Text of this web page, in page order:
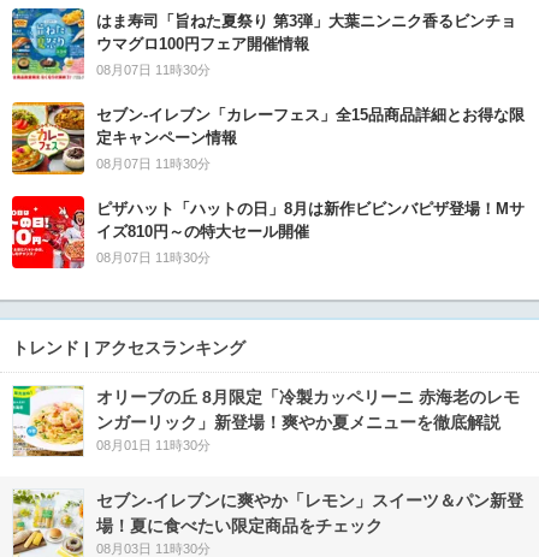
はま寿司「旨ねた夏祭り 第3弾」大葉ニンニク香るビンチョ
ウマグロ100円フェア開催情報
08月07日 11時30分
セブン‐イレブン「カレーフェス」全15品商品詳細とお得な限
定キャンペーン情報
08月07日 11時30分
ピザハット「ハットの日」8月は新作ビビンバピザ登場！Mサ
イズ810円～の特大セール開催
08月07日 11時30分
トレンド | アクセスランキング
オリーブの丘 8月限定「冷製カッペリーニ 赤海老のレモ
ンガーリック」新登場！爽やか夏メニューを徹底解説
08月01日 11時30分
セブン‐イレブンに爽やか「レモン」スイーツ＆パン新登
場！夏に食べたい限定商品をチェック
08月03日 11時30分